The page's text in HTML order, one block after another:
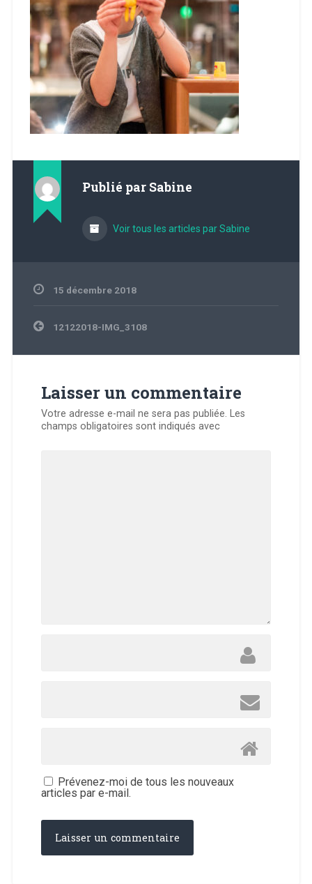
Publié par Sabine
Voir tous les articles par Sabine
15 décembre 2018
Navigation
de
12122018-IMG_3108
Laisser un commentaire
Votre adresse e-mail ne sera pas publiée. Les
champs obligatoires sont indiqués avec
Prévenez-moi de tous les nouveaux
articles par e-mail.